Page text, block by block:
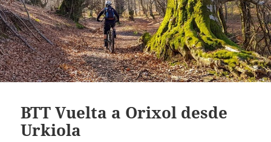
BTT Vuelta a Orixol desde
Urkiola